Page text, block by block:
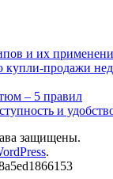
и их
продажи
– 5 правил
и
защищены.
.